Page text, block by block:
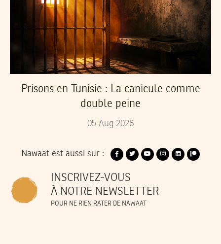
Prisons en Tunisie : La canicule comme
double peine
05 Aug 2026
Nawaat est aussi sur :
INSCRIVEZ-VOUS
À NOTRE NEWSLETTER
POUR NE RIEN RATER DE NAWAAT